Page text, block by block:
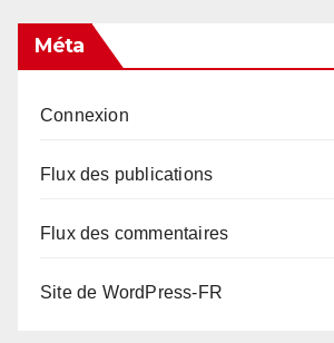
Méta
Connexion
Flux des publications
Flux des commentaires
Site de WordPress-FR